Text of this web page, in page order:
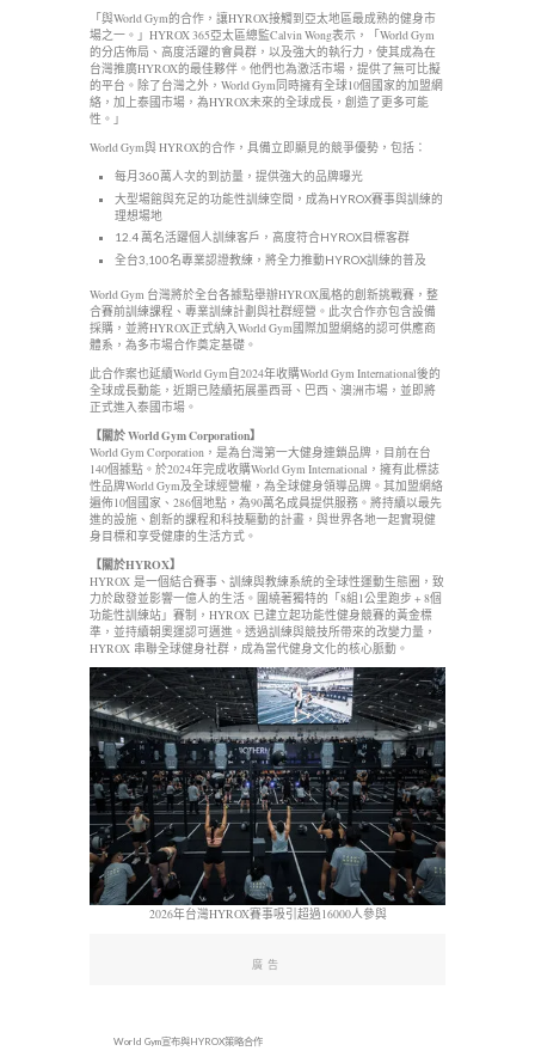
「與World Gym的合作，讓HYROX接觸到亞太地區最成熟的健身市
場之一。」HYROX 365亞太區總監Calvin Wong表示，「World Gym
的分店佈局、高度活躍的會員群，以及強大的執行力，使其成為在
台灣推廣HYROX的最佳夥伴。他們也為激活市場，提供了無可比擬
的平台。除了台灣之外，World Gym同時擁有全球10個國家的加盟網
絡，加上泰國市場，為HYROX未來的全球成長，創造了更多可能
性。」
World Gym與 HYROX的合作，具備立即顯見的競爭優勢，包括：
每月360萬人次的到訪量，提供強大的品牌曝光
大型場館與充足的功能性訓練空間，成為HYROX賽事與訓練的
理想場地
12.4 萬名活躍個人訓練客戶，高度符合HYROX目標客群
全台3,100名專業認證教練，將全力推動HYROX訓練的普及
World Gym 台灣將於全台各據點舉辦HYROX風格的創新挑戰賽，整
合賽前訓練課程、專業訓練計劃與社群經營。此次合作亦包含設備
採購，並將HYROX正式納入World Gym國際加盟網絡的認可供應商
體系，為多市場合作奠定基礎。
此合作案也延續World Gym自2024年收購World Gym International後的
全球成長動能，近期已陸續拓展墨西哥、巴西、澳洲市場，並即將
正式進入泰國市場。
【關於World Gym Corporation】
World Gym Corporation，是為台灣第一大健身連鎖品牌，目前在台
140個據點。於2024年完成收購World Gym International，擁有此標誌
性品牌World Gym及全球經營權，為全球健身領導品牌。其加盟網絡
遍佈10個國家、286個地點，為90萬名成員提供服務。將持續以最先
進的設施、創新的課程和科技驅動的計畫，與世界各地一起實現健
身目標和享受健康的生活方式。
【關於HYROX】
HYROX 是一個結合賽事、訓練與教練系統的全球性運動生態圈，致
力於啟發並影響一億人的生活。圍繞著獨特的「8組1公里跑步 + 8個
功能性訓練站」賽制，HYROX 已建立起功能性健身競賽的黃金標
準，並持續朝奧運認可邁進。透過訓練與競技所帶來的改變力量，
HYROX 串聯全球健身社群，成為當代健身文化的核心脈動。
2026年台灣HYROX賽事吸引超過16000人參與
廣告
World Gym宣布與HYROX策略合作